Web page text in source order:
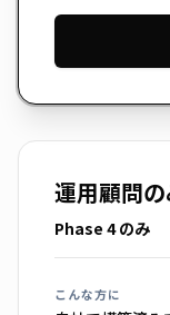
運用顧問
Phase 4 のみ
こんな方に